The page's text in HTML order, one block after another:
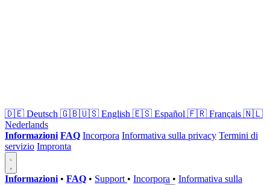
🇩🇪 Deutsch 🇬🇧🇺🇸 English 🇪🇸 Español 🇫🇷 Français 🇳🇱
Nederlands
Informazioni FAQ Incorpora Informativa sulla privacy Termini di
servizio Impronta
Informazioni • FAQ • Support • Incorpora • Informativa sulla